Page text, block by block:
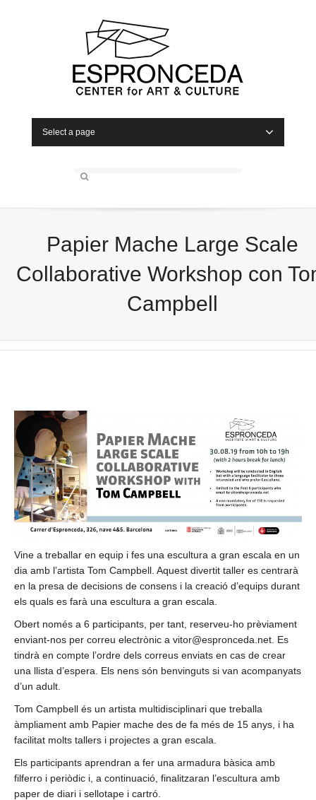
Select a page
Papier Mache Large Scale
Collaborative Workshop con
Campbell
Vine a treballar en equip i fes una escultura a gran escala en un
dia amb l’artista Tom Campbell. Aquest divertit taller es centrarà
en la presa de decisions de consens i la creació d’equips durant
els quals es farà una escultura a gran escala.
Obert només a 6 participants, per tant, reserveu-ho prèviament
enviant-nos per correu electrònic a vitor@espronceda.net. Es
tindrà en compte l’ordre dels correus enviats en cas de crear
una llista d’espera. Els nens són benvinguts si van acompanyats
d’un adult.
Tom Campbell és un artista multidisciplinari que treballa
àmpliament amb Papier mache des de fa més de 15 anys, i ha
facilitat molts tallers i projectes a gran escala.
Els participants aprendran a fer una armadura bàsica amb
filferro i periòdic i, a continuació, finalitzaran l’escultura amb
paper de diari i sellotape i cartró.